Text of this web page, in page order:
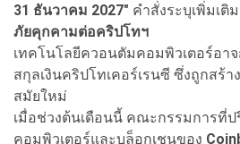
31 ธันวาคม 2027" คำสั่งระบุเพิ่มเติม
ภัยคุกคามต่อคริปโทฯ
เทคโนโลยีควอนตัมคอมพิวเตอร์อา
สกุลเงินคริปโทเคอร์เรนซี ซึ่งถูกสร้
สมัยใหม่
เมื่อช่วงต้นเดือนนี้ คณะกรรมการที่
คอมพิวเตอร์และบล็อกเชนของ